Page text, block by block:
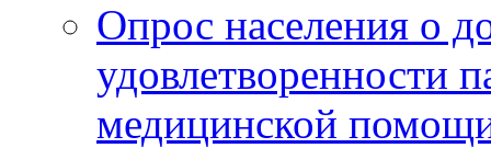
Опрос населения о
удовлетворенности
медицинской